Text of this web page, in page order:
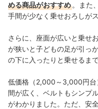
める商品がおすすめ 。また
手間が少なく乗せおろしが
さらに、座面が広いと乗せ
が狭いと子どもの足が引っ
の下に入ったりと乗せるま
低価格（2,000～3,000円台
間が広く、ベルトもシンプ
がわかりました。ただ、安